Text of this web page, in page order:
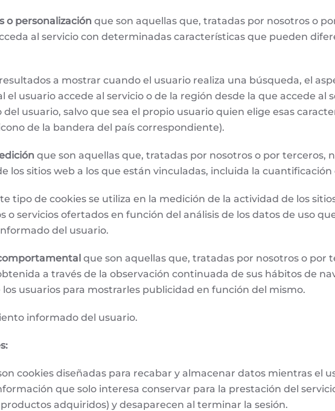
o personalización que son aquellas que, tratadas por nosotros o
al servicio con determinadas características que pueden
a mostrar cuando el usuario realiza una búsqueda, el
usuario accede al servicio o de la región desde la que accede al
usuario, salvo que sea el propio usuario quien elige esas
de la bandera del país correspondiente).
que son aquellas que, tratadas por nosotros o por terceros,
los sitios web a los que están vinculadas, incluida la
tipo de cookies se utiliza en la medición de la actividad de los
servicios ofertados en función del análisis de los datos de uso
del usuario.
que son aquellas que, tratadas por nosotros o por
a través de la observación continuada de sus hábitos de
usuarios para mostrarles publicidad en función del mismo.
informado del usuario.
cookies diseñadas para recabar y almacenar datos mientras el
que solo interesa conservar para la prestación del
adquiridos) y desaparecen al terminar la sesión.